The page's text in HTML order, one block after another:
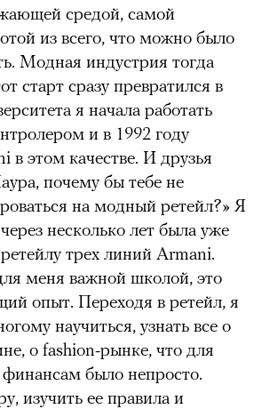
средой, самой
из всего, что можно было
Модная индустрия тогда
старт сразу превратился в
я начала работать
и в 1992 году
в этом качестве. И друзья
почему бы тебе не
на модный ретейл?» Я
несколько лет была уже
трех линий Armani.
меня важной школой, это
опыт. Переходя в ретейл, я
научиться, узнать все о
о fashion-рынке, что для
было непросто.
изучить ее правила и